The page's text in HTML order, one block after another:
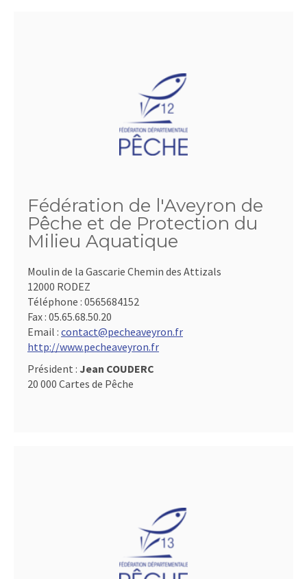
Fédération de l'Aveyron de
Pêche et de Protection du
Milieu Aquatique
Moulin de la Gascarie Chemin des Attizals
12000 RODEZ
Téléphone : 0565684152
Fax : 05.65.68.50.20
Email : contact@pecheaveyron.fr
http://www.pecheaveyron.fr
Président : Jean COUDERC
20 000 Cartes de Pêche